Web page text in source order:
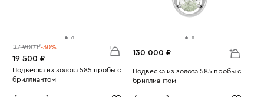
27 900 ₽-30%
19 500 ₽
Подвеска из золота 585 пробы с
бриллиантом
130 000 ₽
Подвеска из золота 585 пробы с
бриллиантом